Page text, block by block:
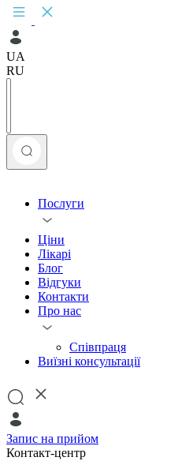
UA
RU
Послуги
Ціни
Лікарі
Блог
Відгуки
Контакти
Про нас
Співпраця
Виїзні консультації
Запис на прийом
Контакт-центр